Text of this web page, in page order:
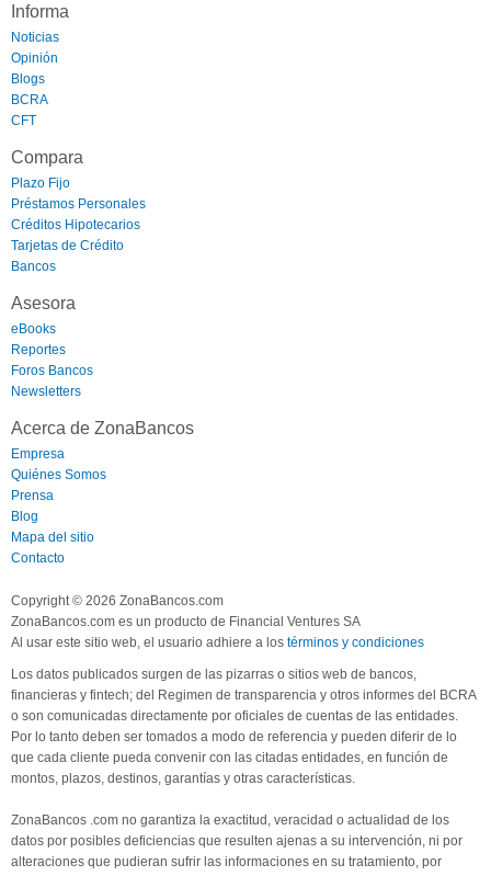
Informa
Noticias
Opinión
Blogs
BCRA
CFT
Compara
Plazo Fijo
Préstamos Personales
Créditos Hipotecarios
Tarjetas de Crédito
Bancos
Asesora
eBooks
Reportes
Foros Bancos
Newsletters
Acerca de ZonaBancos
Empresa
Quiénes Somos
Prensa
Blog
Mapa del sitio
Contacto
Copyright © 2026 ZonaBancos.com
ZonaBancos.com es un producto de Financial Ventures SA
Al usar este sitio web, el usuario adhiere a los términos y condiciones
Los datos publicados surgen de las pizarras o sitios web de bancos,
financieras y fintech; del Regimen de transparencia y otros informes del BCRA
o son comunicadas directamente por oficiales de cuentas de las entidades.
Por lo tanto deben ser tomados a modo de referencia y pueden diferir de lo
que cada cliente pueda convenir con las citadas entidades, en función de
montos, plazos, destinos, garantías y otras características.
ZonaBancos .com no garantiza la exactitud, veracidad o actualidad de los
datos por posibles deficiencias que resulten ajenas a su intervención, ni por
alteraciones que pudieran sufrir las informaciones en su tratamiento, por